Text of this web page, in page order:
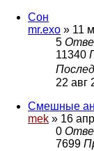
Сон
mr.exo » 11
5
11340
22 авг
Смешные
mek » 16
0
7699